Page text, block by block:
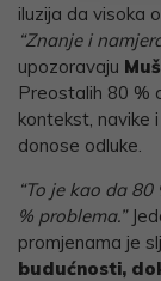
iluzija da visoka
“Znanje i
upozoravaju
Preostalih 80 %
kontekst, navike
donose odluke.
“To je kao da
% problema.”
promjenama je
budućnosti,